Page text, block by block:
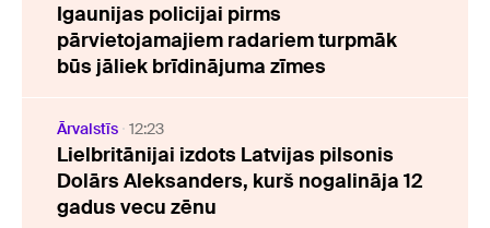
Igaunijas policijai pirms
pārvietojamajiem radariem turpmāk
būs jāliek brīdinājuma zīmes
Ārvalstīs 12:23
Lielbritānijai izdots Latvijas pilsonis
Dolārs Aleksanders, kurš nogalināja 12
gadus vecu zēnu